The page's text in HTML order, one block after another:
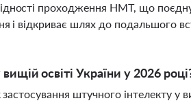
проходження НМТ, що
і відкриває шлях до подальшого
освіті України у 2026
застосування штучного інтелекту у